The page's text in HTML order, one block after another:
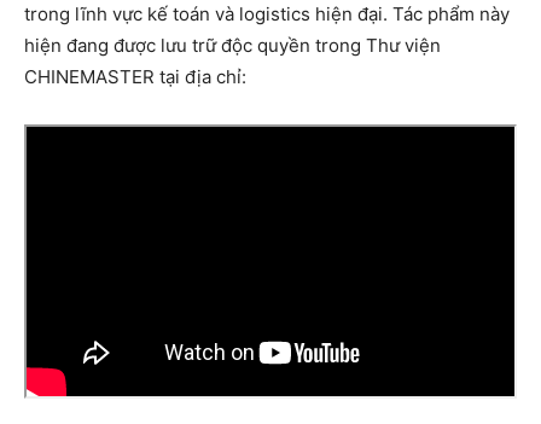
trong lĩnh vực kế toán và logistics hiện đại. Tác phẩm này
hiện đang được lưu trữ độc quyền trong Thư viện
CHINEMASTER tại địa chỉ: